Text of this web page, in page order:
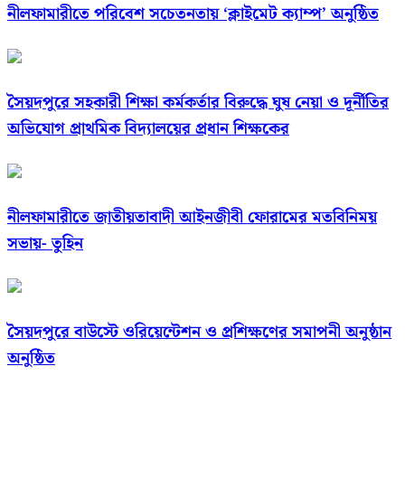
নীলফামারীতে পরিবেশ সচেতনতায় ‘ক্লাইমেট ক্যাম্প’ অনুষ্ঠিত
সৈয়দপুরে সহকারী শিক্ষা কর্মকর্তার বিরুদ্ধে ঘুষ নেয়া ও দূর্নীতির
অভিযোগ প্রাথমিক বিদ্যালয়ের প্রধান শিক্ষকের
নীলফামারীতে জাতীয়তাবাদী আইনজীবী ফোরামের মতবিনিময়
সভায়- তুহিন
সৈয়দপুরে বাউস্টে ওরিয়েন্টেশন ও প্রশিক্ষণের সমাপনী অনুষ্ঠান
অনুষ্ঠিত